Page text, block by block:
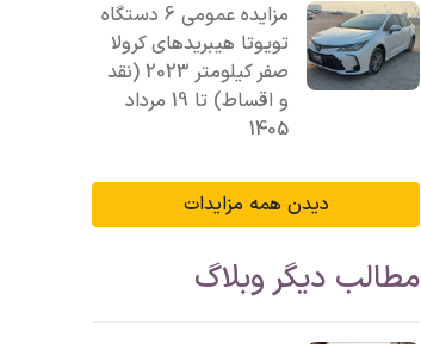
مزایده عمومی 6 دستگاه
تویوتا هیبریدهای کرولا
صفر کیلومتر 2023 (نقد
و اقساط) تا 19 مرداد
1405
دیدن همه مزایدات
مطالب دیگر وبلاگ